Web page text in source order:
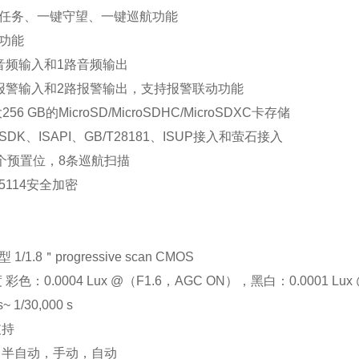
务、一键守望、一键巡航功能
能
频输入和1路音频输出
警输入和2路报警输出，支持报警联动功能
GB的MicroSD/MicroSDHC/MicroSDXC卡存储
、ISAPI、GB/T28181、ISUP接入和萤石接入
预置位，8条巡航扫描
安全加密
1/1.8＂progressive scan CMOS
彩色：0.0004 Lux @（F1.6，AGC ON），黑白：0.0001
1/30,000 s
自动，手动，自动